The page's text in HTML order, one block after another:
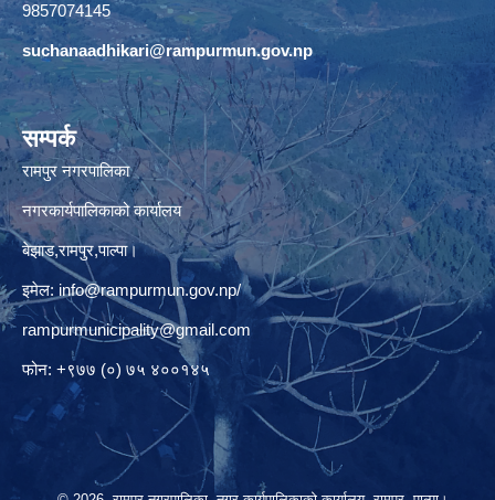
9857074145
suchanaadhikari@rampurmun.gov.np
सम्पर्क
रामपुर नगरपालिका
नगरकार्यपालिकाको कार्यालय
बेझाड,रामपुर,पाल्पा।
इमेल: info@rampurmun.gov.np/
rampurmunicipality@gmail.com
फोन: +९७७ (०) ७५ ४००१४५